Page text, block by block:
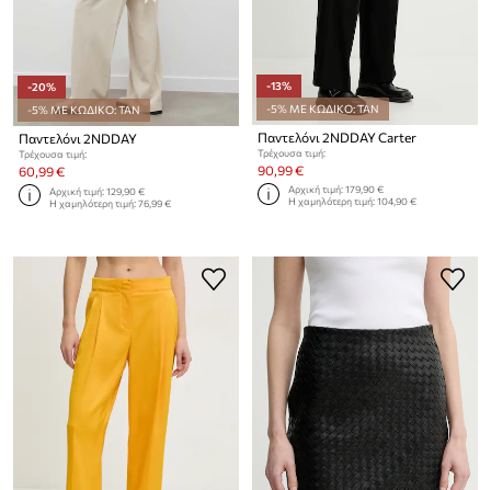
-20%
-5% ΜΕ ΚΩΔΙΚΟ: TAN
Παντελόνι 2NDDAY
Τρέχουσα τιμή:
60,99 €
Αρχική τιμή:129,90 €
Η χαμηλότερη τιμή:76,99 €
-13%
-5% ΜΕ ΚΩΔΙΚΟ: TAN
Παντελόνι 2NDDAY Carter
Τρέχουσα τιμή:
90,99 €
Αρχική τιμή:179,90 €
Η χαμηλότερη τιμή:104,90 €